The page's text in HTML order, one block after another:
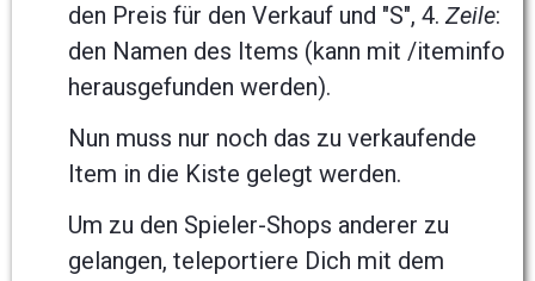
den Preis für den Verkauf und "S", 4.Zeile:
den Namen des Items (kann mit /iteminfo
herausgefunden werden).
Nun muss nur noch das zu verkaufende
Item in die Kiste gelegt werden.
Um zu den Spieler-Shops anderer zu
gelangen, teleportiere Dich mit dem